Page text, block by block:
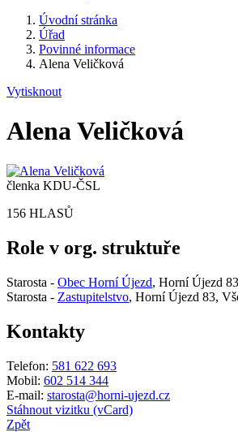
Úvodní stránka
Úřad
Povinné informace
Alena Veličková
Vytisknout
Alena Veličková
členka KDU-ČSL
156 HLASŮ
Role v org. struktuře
Starosta - Obec Horní Újezd, Horní Újezd
Starosta - Zastupitelstvo, Horní Újezd 83,
Kontakty
Telefon: 581 622 693
Mobil: 602 514 344
E-mail: starosta@horni-ujezd.cz
Stáhnout vizitku (vCard)
Zpět